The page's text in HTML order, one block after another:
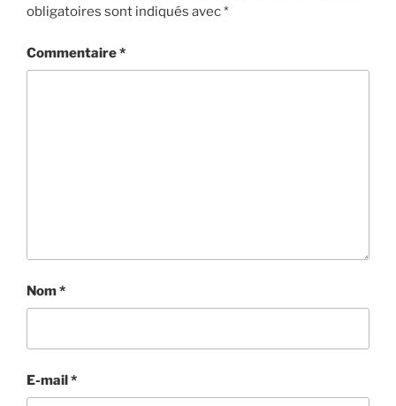
obligatoires sont indiqués avec*
Commentaire*
Nom*
E-mail*